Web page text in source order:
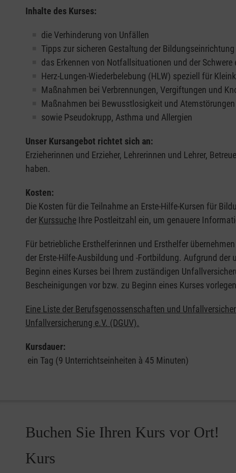
Inhalte des Kurses:
die Verhinderung von Unfällen
Tipps zur sicheren Gestaltung der Bildungseinrichtung
das Erkennen von Notfallsituationen und der
Herz-Lungen-Wiederbelebung (HLW) speziell für
Maßnahmen bei Verbrennungen, Vergiftungen und
Maßnahmen bei Bewusstlosigkeit und Atemstörungen
sowie Pseudokrupp, Asthma und Allergien
Unser Kursangebot richtet sich an:
Erzieherinnen und Erzieher, Lehrerinnen und Lehrer,
haben.
Kosten:
Die Kosten für die Teilnahme an Erste-Hilfe-Kursen für
der Kurssuche Ihre Postleitzahl ein, um genauere
Für betriebliche Ersthelferinnen und Ersthelfer
der Erste-Hilfe-Ausbildung und -Fortbildung. Aufgrund
Beginn eines Kurses bei Ihrem zuständigen
Bescheinigungen vor bzw. zu Beginn eines Kurses
Eine Liste der Berufsgenossenschaften und
Unfallversicherung e.V. (DGUV).
Kursdauer:
ein Tag (9 Unterrichtseinheiten à 45 Minuten)
Buchen Sie Ihren Kurs vor Ort!
Kurs